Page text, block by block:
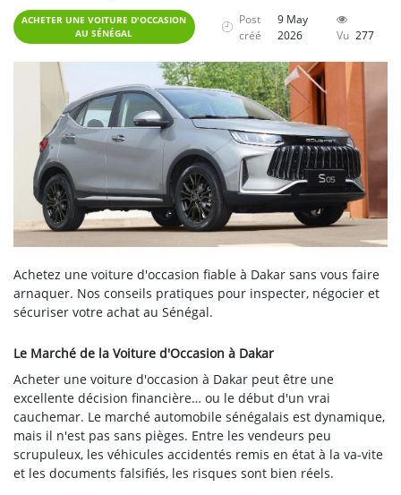
ACHETER UNE VOITURE D'OCCASION
AU SÉNÉGAL
Post
créé
9 May
2026
Vu 277
Achetez une voiture d'occasion fiable à Dakar sans vous faire
arnaquer. Nos conseils pratiques pour inspecter, négocier et
sécuriser votre achat au Sénégal.
Le Marché de la Voiture d'Occasion à Dakar
Acheter une voiture d'occasion à Dakar peut être une
excellente décision financière… ou le début d'un vrai
cauchemar. Le marché automobile sénégalais est dynamique,
mais il n'est pas sans pièges. Entre les vendeurs peu
scrupuleux, les véhicules accidentés remis en état à la va-vite
et les documents falsifiés, les risques sont bien réels.